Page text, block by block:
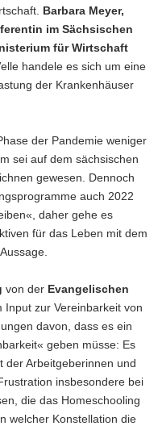
Barbara Meyer,
im Sächsischen
für Wirtschaft
handele es sich um eine
der Krankenhäuser
der Pandemie weniger
sei auf dem sächsischen
gewesen. Dennoch
auch 2022
daher gehe es
für das Leben mit dem
von der Evangelischen
Input zur Vereinbarkeit von
davon, dass es ein
geben müsse: Es
der Arbeitgeberinnen und
insbesondere bei
die das Homeschooling
welcher Konstellation die